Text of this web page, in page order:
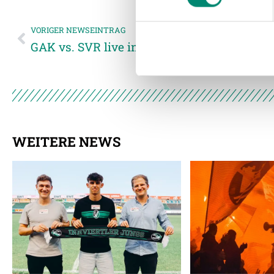
VORIGER NEWSEINTRAG
GAK vs. SVR live in ORF Sport+
WEITERE NEWS